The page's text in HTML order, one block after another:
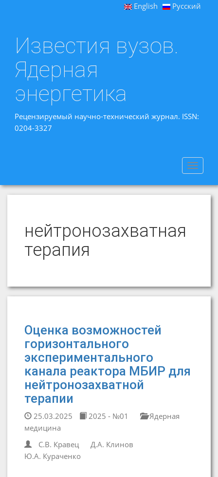
English Русский
Известия вузов.
Ядерная
энергетика
Рецензируемый научно-технический журнал. ISSN:
0204-3327
Toggle
нейтронозахватная
терапия
Оценка возможностей
горизонтального
экспериментального
канала реактора МБИР для
нейтронозахватной
терапии
25.03.2025 2025 - №01
Ядерная
медицина
С.В. Кравец
Д.А. Клинов
Ю.А. Кураченко